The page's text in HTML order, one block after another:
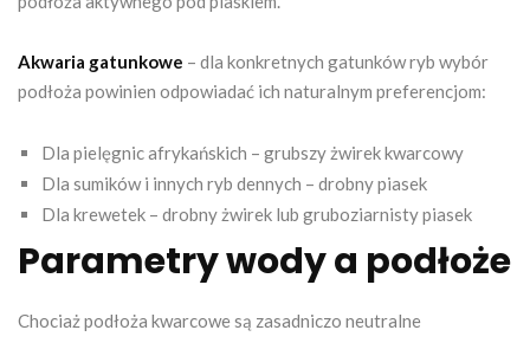
Akwaria gatunkowe – dla konkretnych gatunków ryb wybór
podłoża powinien odpowiadać ich naturalnym preferencjom:
Dla pielęgnic afrykańskich – grubszy żwirek kwarcowy
Dla sumików i innych ryb dennych – drobny piasek
Dla krewetek – drobny żwirek lub gruboziarnisty piasek
Parametry wody a podłoże
Chociaż podłoża kwarcowe są zasadniczo neutralne